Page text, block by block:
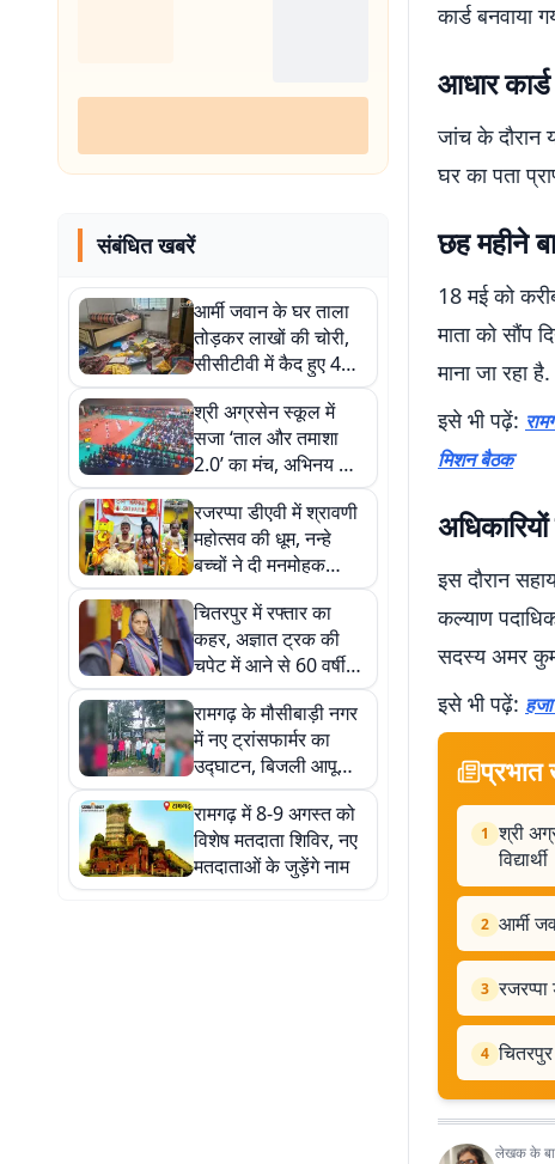
संबंधित खबरें
आर्मी जवान के घर ताला
तोड़कर लाखों की चोरी,
सीसीटीवी में कैद हुए 4
नकाबपोश
श्री अग्रसेन स्कूल में
सजा ‘ताल और तमाशा
2.0’ का मंच, अभिनय और
सिनेमा से रूबरू हुए
विद्यार्थी
रजरप्पा डीएवी में श्रावणी
महोत्सव की धूम, नन्हे
बच्चों ने दी मनमोहक
सांस्कृतिक प्रस्तुतियां
चितरपुर में रफ्तार का
कहर, अज्ञात ट्रक की
चपेट में आने से 60 वर्षीय
महिला की मौत
रामगढ़ के मौसीबाड़ी नगर
में नए ट्रांसफार्मर का
उद्घाटन, बिजली आपूर्ति
हुई बहाल
रामगढ़ में 8-9 अगस्त को
विशेष मतदाता शिविर, नए
मतदाताओं के जुड़ेंगे नाम
कार्ड बनवाया
आधार
जांच के
घर का पता
छह महीने
18 मई को
माता को सौंप
माना जा रहा है.
इसे भी पढ़ें:
मिशन बैठक
इस दौरान
कल्याण
सदस्य अमर
इसे भी पढ़ें:
प्रभात
1 श्री
विद्यार्थी
2 आर्मी
3
4
लेखक के